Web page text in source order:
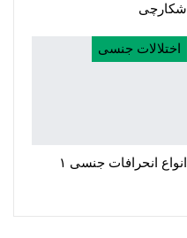
شکارچی
اختلالات جنسی
انواع انحرافات جنسی ۱